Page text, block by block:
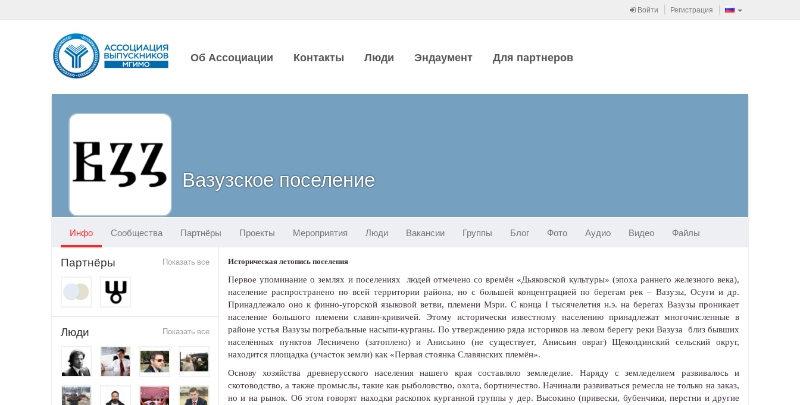
Войти Регистрация
Об Ассоциации Контакты Люди Эндаумент Для партнеров
Вазузское поселение
Инфо Сообщества Партнёры Проекты Мероприятия Люди Вакансии Группы Блог Фото Аудио Видео Файлы
Показать все
Партнёры
Показать все
Люди
Историческая летопись поселения
Первое упоминание о землях и поселениях людей отмечено со времён «Дьяковской культуры» (эпоха раннего железного века),
население распространено по всей территории района, но с большей концентрацией по берегам рек – Вазузы, Осуги и др.
Принадлежало оно к финно-угорской языковой ветви, племени Мэри. С конца I тысячелетия н.э. на берегах Вазузы проникает
население большого племени славян-кривичей. Этому исторически известному населению принадлежат многочисленные в
районе устья Вазузы погребальные насыпи-курганы. По утверждению ряда историков на левом берегу реки Вазуза близ бывших
населённых пунктов Лесничено (затоплено) и Анисьино (не существует, Анисьин овраг) Щеколдинский сельский округ,
находится площадка (участок земли) как «Первая стоянка Славянских племён».
Основу хозяйства древнерусского населения нашего края составляло земледелие. Наряду с земледелием развивалось и
скотоводство, а также промыслы, такие как рыболовство, охота, бортничество. Начинали развиваться ремесла не только на заказ,
но и на рынок. Об этом говорят находки раскопок курганной группы у дер. Высокино (привески, бубенчики, перстни и другие